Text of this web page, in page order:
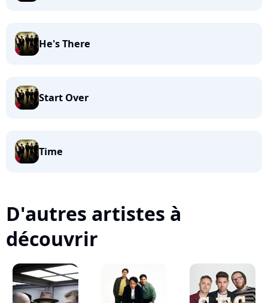
He's There
Start Over
Time
D'autres artistes à
découvrir